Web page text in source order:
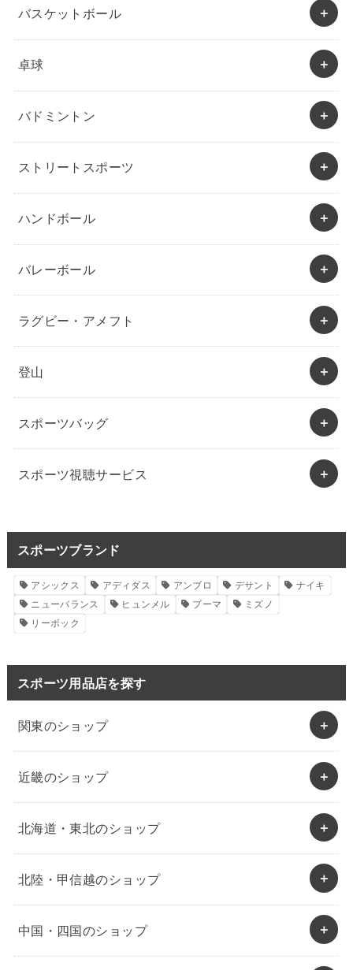
バスケットボール
卓球
バドミントン
ストリートスポーツ
ハンドボール
バレーボール
ラグビー・アメフト
登山
スポーツバッグ
スポーツ視聴サービス
スポーツブランド
アシックス アディダス アンブロ デサント
ナイキ
ニューバランス
ヒュンメル プーマ
ミズノ
リーボック
スポーツ用品店を探す
関東のショップ
近畿のショップ
北海道・東北のショップ
北陸・甲信越のショップ
中国・四国のショップ